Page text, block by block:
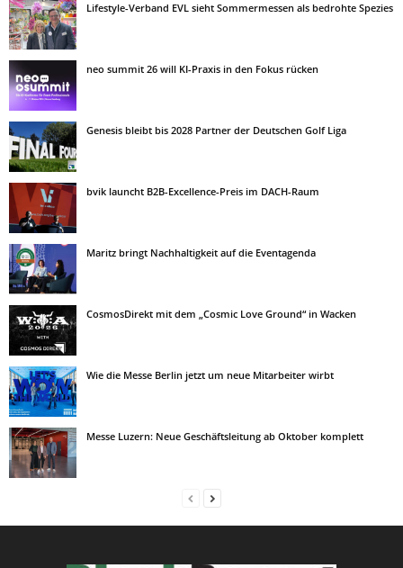
Lifestyle-Verband EVL sieht Sommermessen als bedrohte Spezies
neo summit 26 will KI-Praxis in den Fokus rücken
Genesis bleibt bis 2028 Partner der Deutschen Golf Liga
bvik launcht B2B-Excellence-Preis im DACH-Raum
Maritz bringt Nachhaltigkeit auf die Eventagenda
CosmosDirekt mit dem „Cosmic Love Ground“ in Wacken
Wie die Messe Berlin jetzt um neue Mitarbeiter wirbt
Messe Luzern: Neue Geschäftsleitung ab Oktober komplett